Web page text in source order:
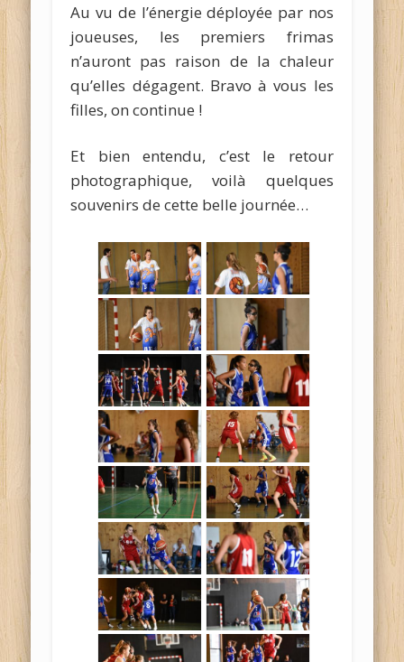
Au vu de l’énergie déployée par nos
joueuses, les premiers frimas
n’auront pas raison de la chaleur
qu’elles dégagent. Bravo à vous les
filles, on continue !
Et bien entendu, c’est le retour
photographique, voilà quelques
souvenirs de cette belle journée…